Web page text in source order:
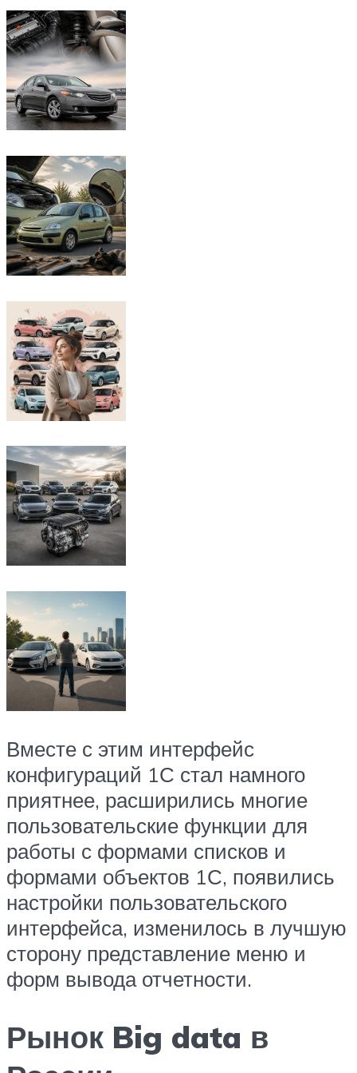
Вместе с этим интерфейс
конфигураций 1С стал намного
приятнее, расширились многие
пользовательские функции для
работы с формами списков и
формами объектов 1С, появились
настройки пользовательского
интерфейса, изменилось в лучшую
сторону представление меню и
форм вывода отчетности.
Рынок Big data в